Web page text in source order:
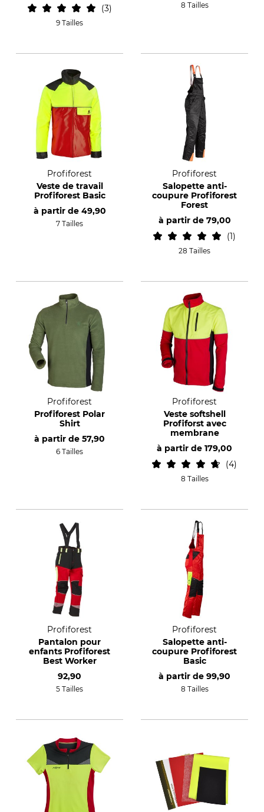
3
9 Tailles
8 Tailles
Profiforest
Veste de travail
Profiforest Basic
à partir de 49,90
7 Tailles
Profiforest
Salopette anti-
coupure Profiforest
Forest
à partir de 79,00
1
28 Tailles
Profiforest
Profiforest Polar
Shirt
à partir de 57,90
6 Tailles
Profiforest
Veste softshell
Profiforst avec
membrane
à partir de 179,00
4
8 Tailles
Profiforest
Pantalon pour
enfants Profiforest
Best Worker
92,90
5 Tailles
Profiforest
Salopette anti-
coupure Profiforest
Basic
à partir de 99,90
8 Tailles